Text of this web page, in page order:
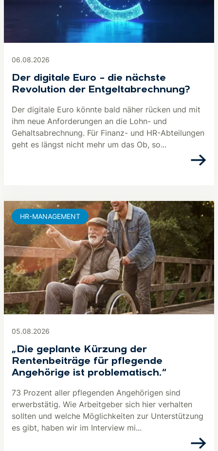
06.08.2026
Der digitale Euro – die nächste
Revolution der Entgeltabrechnung?
Der digitale Euro könnte bald näher rücken und mit
ihm neue Anforderungen an die Lohn- und
Gehaltsabrechnung. Für Finanz- und HR-Abteilungen
geht es längst nicht mehr um das Ob, so...
05.08.2026
„Die geplante Kürzung der
Rentenbeiträge für pflegende
Angehörige ist problematisch.“
73 Prozent aller pflegenden Angehörigen sind
erwerbstätig. Wie Arbeitgeber sich hier verhalten
sollten und welche Möglichkeiten zur Unterstützung
es gibt, haben wir im Interview mi...
HR-MANAGEMENT